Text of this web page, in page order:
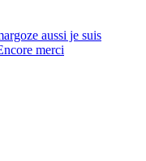
aussi je suis
merci